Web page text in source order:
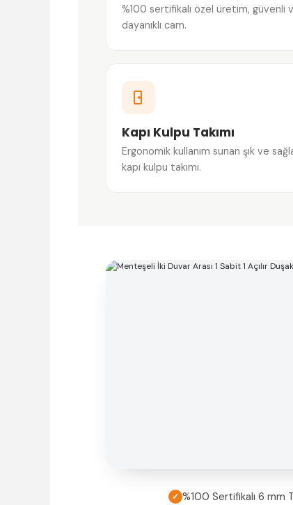
%100 sertifikalı özel üretim, güvenli
dayanıklı cam.
Kapı Kulpu Takımı
Ergonomik kullanım sunan şık ve
kapı kulpu takımı.
✓ %100 Sertifikalı 6 mm